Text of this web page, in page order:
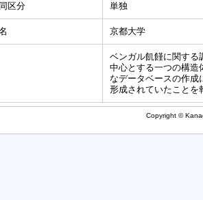
区分 単独
京都大学
ベンガル飢饉に関する
中心とする一つの構造
なデータベースの作成
形成されていたことを
Copyright ©